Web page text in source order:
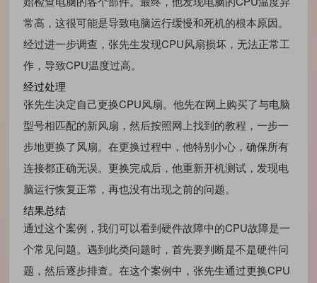
常高，这很可能是导致电脑运行缓慢和死机的根本原因。
经过进一步调查，张先生发现CPU风扇损坏，无法正常工
作，导致CPU温度过高。
经过处理
张先生决定自己更换CPU风扇。他先在网上购买了与电脑
型号相匹配的新风扇，然后按照网上找到的教程，一步一
步地更换了风扇。在更换过程中，他特别小心，确保所有
连接都正确无误。更换完成后，他重新开机测试，发现电
脑运行恢复正常，再也没有出现之前的问题。
结果总结
通过这个案例，我们可以看到硬件故障中的CPU故障是一
个常见问题。遇到此类问题时，首先要判断是不是硬件问
题，然后逐步排查。在这个案例中，张先生通过更换CPU